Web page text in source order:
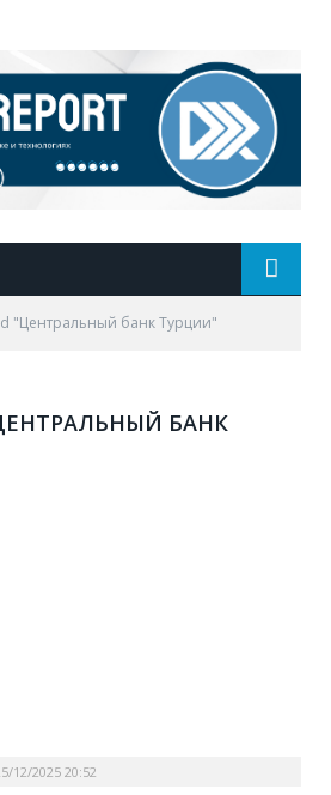
"Центральный банк Турции"
БАНК
12/2025 20:52